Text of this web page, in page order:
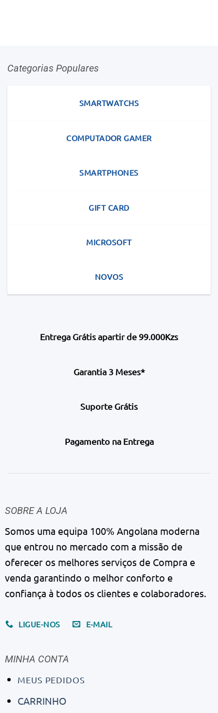
Categorias Populares
SMARTWATCHS
COMPUTADOR GAMER
SMARTPHONES
GIFT CARD
MICROSOFT
NOVOS
Entrega Grátis apartir de 99.000Kzs
Garantia 3 Meses*
Suporte Grátis
Pagamento na Entrega
SOBRE A LOJA
Somos uma equipa 100% Angolana moderna
que entrou no mercado com a missão de
oferecer os melhores serviços de Compra e
venda garantindo o melhor conforto e
confiança à todos os clientes e colaboradores.
LIGUE-NOS E-MAIL
MINHA CONTA
MEUS PEDIDOS
CARRINHO